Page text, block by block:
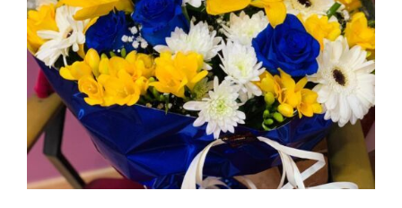
AÑADIR AL CARRITO
/
DETALLES